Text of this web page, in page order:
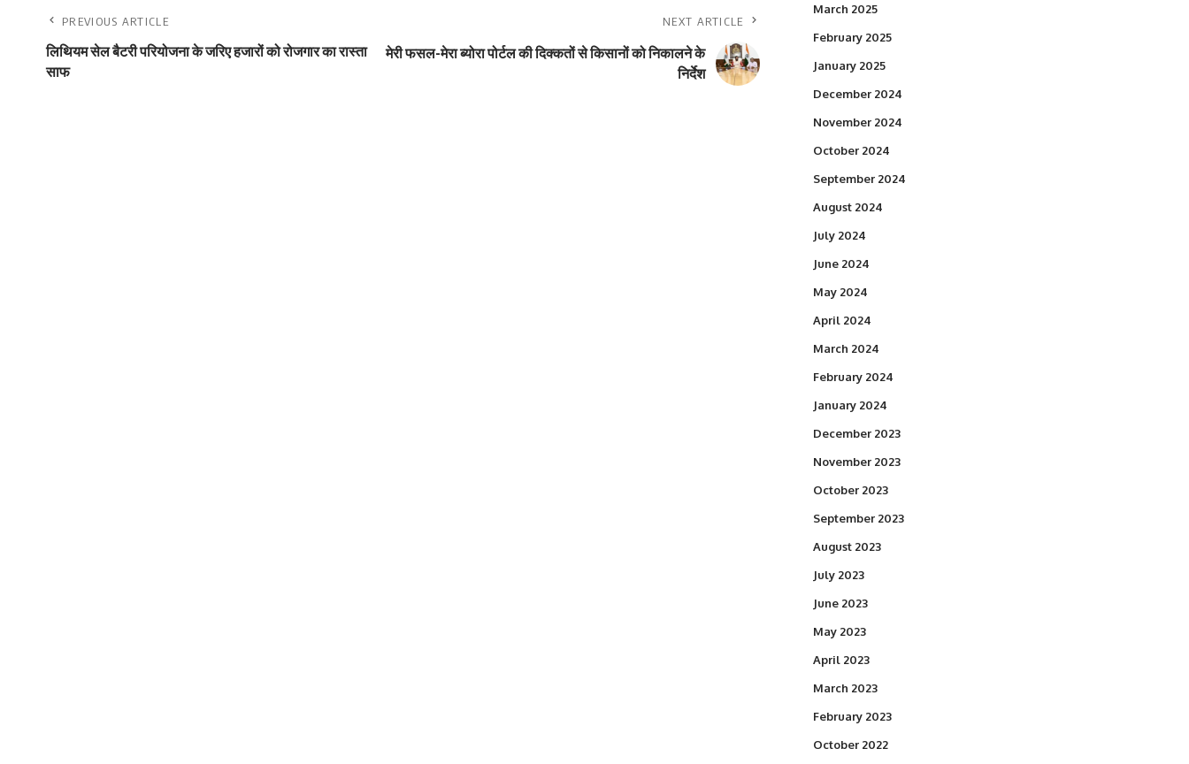
PREVIOUS ARTICLE
लिथियम सेल बैटरी परियोजना के जरिए हजारों को रोजगार का रास्ता
साफ
NEXT ARTICLE
मेरी फसल-मेरा ब्योरा पोर्टल की दिक्कतों से किसानों को निकालने के
निर्देश
March 2025
February 2025
January 2025
December 2024
November 2024
October 2024
September 2024
August 2024
July 2024
June 2024
May 2024
April 2024
March 2024
February 2024
January 2024
December 2023
November 2023
October 2023
September 2023
August 2023
July 2023
June 2023
May 2023
April 2023
March 2023
February 2023
October 2022